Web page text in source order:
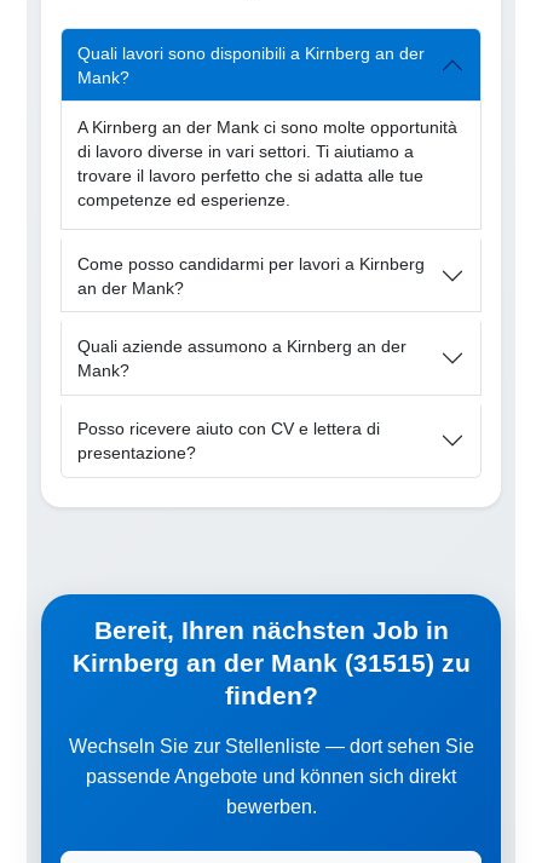
Quali lavori sono disponibili a Kirnberg an der
Mank?
A Kirnberg an der Mank ci sono molte opportunità
di lavoro diverse in vari settori. Ti aiutiamo a
trovare il lavoro perfetto che si adatta alle tue
competenze ed esperienze.
Come posso candidarmi per lavori a Kirnberg
an der Mank?
Quali aziende assumono a Kirnberg an der
Mank?
Posso ricevere aiuto con CV e lettera di
presentazione?
Bereit, Ihren nächsten Job in
Kirnberg an der Mank (31515) zu
finden?
Wechseln Sie zur Stellenliste — dort sehen Sie
passende Angebote und können sich direkt
bewerben.